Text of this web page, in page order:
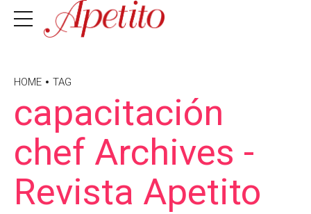
HOME TAG
capacitación
chef Archives -
Revista Apetito